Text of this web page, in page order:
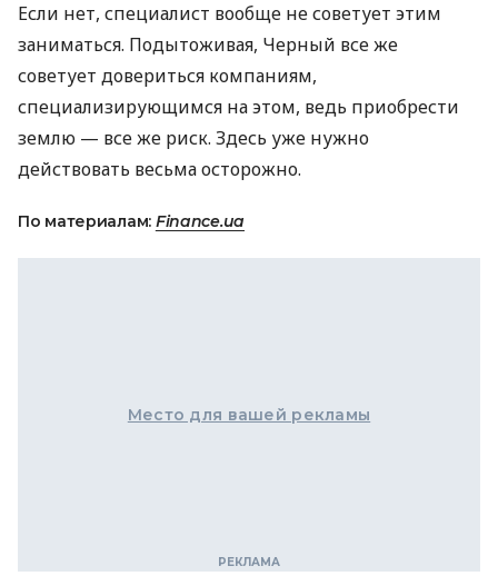
Если нет, специалист вообще не советует этим
заниматься. Подытоживая, Черный все же
советует довериться компаниям,
специализирующимся на этом, ведь приобрести
землю — все же риск. Здесь уже нужно
действовать весьма осторожно.
По материалам: Finance.ua
Место для вашей рекламы